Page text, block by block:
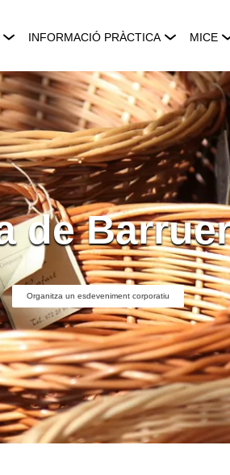
INFORMACIÓ PRÀCTICA MICE
de
Organitza un esdeveniment corporatiu